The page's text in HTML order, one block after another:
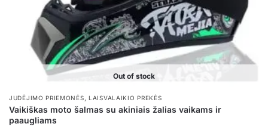
Out of stock
JUDĖJIMO PRIEMONĖS,LAISVALAIKIO PREKĖS
Vaikiškas moto šalmas su akiniais žalias vaikams ir
paaugliams